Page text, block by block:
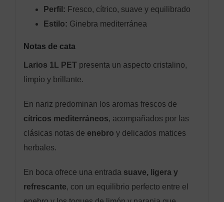
Perfil: Fresco, cítrico, suave y equilibrado
Estilo: Ginebra mediterránea
Notas de cata
Larios 1L PETpresenta un aspecto cristalino,
limpio y brillante.
En nariz predominan los aromas frescos de
cítricos mediterráneos, acompañados por las
clásicas notas de enebro y delicados matices
herbales.
En boca ofrece una entrada suave, ligera y
refrescante, con un equilibrio perfecto entre el